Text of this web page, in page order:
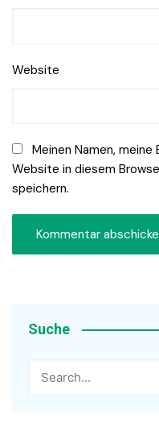
Website
Meinen Namen,
Website in diesem
speichern.
Suche